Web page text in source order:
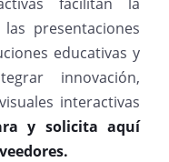
presentaciones
educativas y
innovación,
interactivas
y solicita aquí